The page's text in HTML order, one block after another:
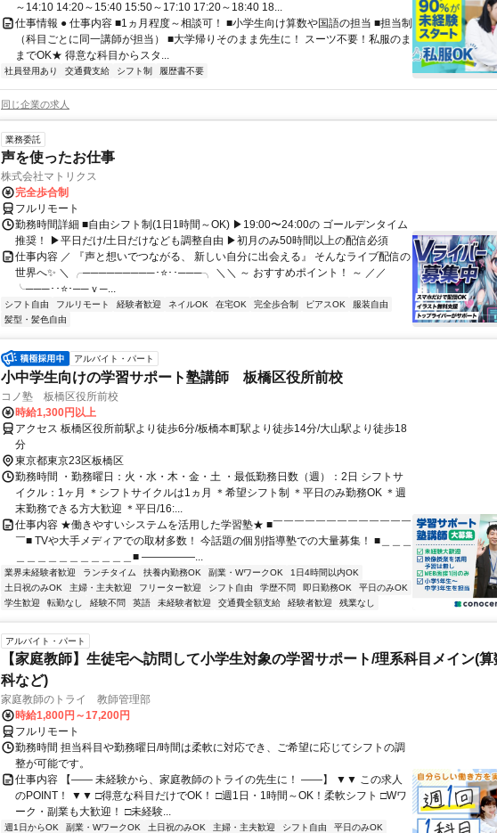
～14:10 14:20～15:40 15:50～17:10 17:20～18:40 18...
仕事情報 ● 仕事内容 ■1ヵ月程度～相談可！ ■小学生向け算数や国語の担当 ■担当制
（科目ごとに同一講師が担当） ■大学帰りそのまま先生に！ スーツ不要！私服のま
までOK★ 得意な科目からスタ...
社員登用あり 交通費支給 シフト制 履歴書不要
同じ企業の求人
業務委託
声を使ったお仕事
株式会社マトリクス
完全歩合制
フルリモート
勤務時間詳細 ■自由シフト制(1日1時間～OK) ▶19:00〜24:00の ゴールデンタイム
推奨！ ▶平日だけ/土日だけなども調整自由 ▶初月のみ50時間以上の配信必須
仕事内容 ／ 『声と想いでつながる、 新しい自分に出会える』 そんなライブ配信の
世界へ✨ ＼ ╭─────────･⭐･･───╮ ＼＼ ～ おすすめポイント！ ～ ／／
╰───･･⭐･──ｖ─...
シフト自由 フルリモート 経験者歓迎 ネイルOK 在宅OK 完全歩合制 ピアスOK
服装自由
髪型・髪色自由
アルバイト・パート
小中学生向けの学習サポート塾講師 板橋区役所前校
コノ塾 板橋区役所前校
時給1,300円以上
アクセス 板橋区役所前駅より徒歩6分/板橋本町駅より徒歩14分/大山駅より徒歩18
分
東京都東京23区板橋区
勤務時間 ・勤務曜日：火・水・木・金・土 ・最低勤務日数（週）：2日 シフトサ
イクル：1ヶ月 ＊シフトサイクルは1ヵ月 ＊希望シフト制 ＊平日のみ勤務OK ＊週
末勤務できる方大歓迎 ＊平日/16:...
仕事内容 ★働きやすいシステムを活用した学習塾★ ■￣￣￣￣￣￣￣￣￣￣￣￣￣
￣■ TVや大手メディアでの取材多数！ 今話題の個別指導塾での大量募集！ ■＿＿＿
＿＿＿＿＿＿＿＿＿＿＿■ ―――――...
業界未経験者歓迎 ランチタイム 扶養内勤務OK 副業・WワークOK
1日4時間以内OK
土日祝のみOK
主婦・主夫歓迎 フリーター歓迎 シフト自由 学歴不問 即日勤務OK
平日のみOK
学生歓迎
転勤なし 経験不問 英語 未経験者歓迎 交通費全額支給 経験者歓迎 残業なし
アルバイト・パート
【家庭教師】生徒宅へ訪問して小学生対象の学習サポート/理系科目メイン(算
科など)
家庭教師のトライ 教師管理部
時給1,800円～17,200円
フルリモート
勤務時間 担当科目や勤務曜日/時間は柔軟に対応でき、ご希望に応じてシフトの調
整が可能です。
仕事内容 【―― 未経験から、家庭教師のトライの先生に！ ――】 ▼▼ この求人
のPOINT！ ▼▼ □得意な科目だけでOK！ □週1日・1時間～OK！柔軟シフト □Wワ
ーク・副業も大歓迎！ □未経験...
週1日からOK 副業・WワークOK 土日祝のみOK 主婦・主夫歓迎 シフト自由
平日のみOK